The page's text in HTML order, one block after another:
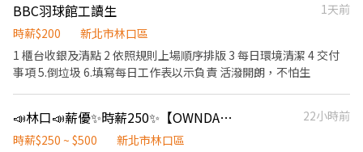
【工作時間】 需可配合6個月以上 工作期間: 2026/5月後 配合百貨
營業時間 (10:00-22:00) 每日排班8小時，每周3~4天為主 (希望假日
可配合) 【薪資】 時薪$250 【工作地點】 林口三井outlet 新北市林
口區文化三路一段356號1樓 【其他條件】 需自備黑衣黑褲黑鞋作為
BBC羽球館工讀生
1天前
時薪$200
新北市林口區
1 櫃台收銀及清點 2 依照規則上場順序排版 3 每日環境清潔 4 交付
事項 5.倒垃圾 6.填寫每日工作表以示負責 活潑開朗，不怕生
📣林口📣薪優✨時薪250✨【OWNDAYS 週末門市工讀生】#好上手 #彈性報班
22小時前
時薪$250 ~ $500
新北市林口區